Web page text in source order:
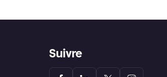
Suivre